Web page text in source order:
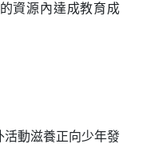
資源內達成教育成
活動滋養正向少年發